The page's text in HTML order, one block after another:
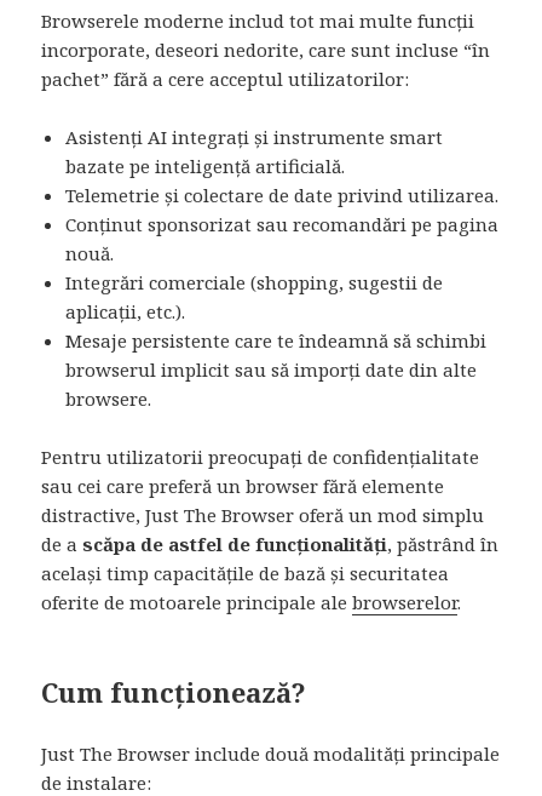
Browserele moderne includ tot mai multe funcții
incorporate, deseori nedorite, care sunt incluse “în
pachet” fără a cere acceptul utilizatorilor:
Asistenți AI integrați și instrumente smart
bazate pe inteligență artificială.
Telemetrie și colectare de date privind utilizarea.
Conținut sponsorizat sau recomandări pe pagina
nouă.
Integrări comerciale (shopping, sugestii de
aplicații, etc.).
Mesaje persistente care te îndeamnă să schimbi
browserul implicit sau să imporți date din alte
browsere.
Pentru utilizatorii preocupați de confidențialitate
sau cei care preferă un browser fără elemente
distractive, Just The Browser oferă un mod simplu
de ascăpa de astfel de funcționalități, păstrând în
același timp capacitățile de bază și securitatea
oferite de motoarele principale alebrowserelor.
Cum funcționează?
Just The Browser include două modalități principale
de instalare: